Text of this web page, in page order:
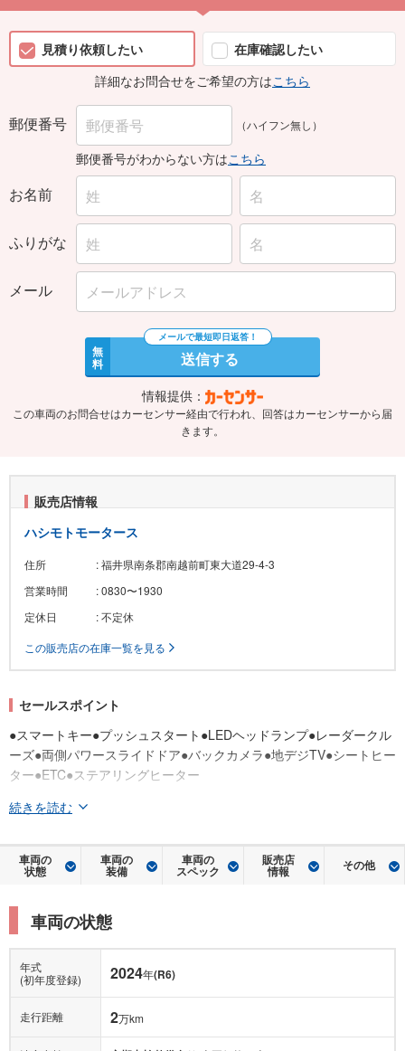
見積り依頼したい
在庫確認したい
詳細なお問合せをご希望の方はこちら
郵便番号 （ハイフン無し）
郵便番号がわからない方はこちら
お名前
ふりがな
メール
無
料 送信する
情報提供：
この車両のお問合せはカーセンサー経由で行われ、回答はカーセンサーから届
きます。
販売店情報
ハシモトモータース
住所
: 福井県南条郡南越前町東大道29-4-3
営業時間
: 0830〜1930
定休日
: 不定休
この販売店の在庫一覧を見る
セールスポイント
●スマートキー●プッシュスタート●LEDヘッドランプ●レーダークル
ーズ●両側パワースライドドア●バックカメラ●地デジTV●シートヒー
ター●ETC●ステアリングヒーター
続きを読む
車両の
状態
車両の
装備
車両の
スペック
販売店
情報 その他
車両の状態
年式
(初年度登録)
2024年(R6)
走行距離 2万km